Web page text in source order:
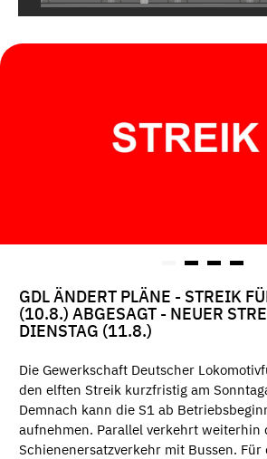
GDL ÄNDERT PLÄNE - STREIK
(10.8.) ABGESAGT - NEUER
DIENSTAG (11.8.)
Die Gewerkschaft Deutscher
den elften Streik kurzfristig am
Demnach kann die S1 ab
aufnehmen. Parallel verkehrt weiterhin
Schienenersatzverkehr mit Bussen. Für